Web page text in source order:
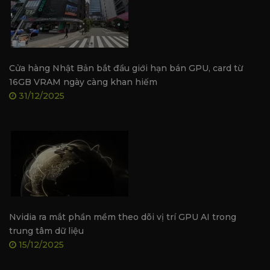
Thông số kỹ thuật Manli GeForce RTX™ 4070 Ti
Super 16GB Gallardo Triple
Thông số
Chi tiết
Tên sản phẩm
Manli GeForce RTX™
CUDA Cores
Xung nhịp cơ bản / Boost
Bộ nhớ
Tốc độ bộ nhớ
Giao tiếp bộ nhớ
Băng thông bộ nhớ
Cửa hàng Nhật Bản bắt đầu giới hạn bán GPU, card từ
16GB VRAM ngày càng khan hiếm
31/12/2025
Nvidia ra mắt phần mềm theo dõi vị trí GPU AI trong
trung tâm dữ liệu
15/12/2025